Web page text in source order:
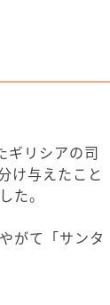
ギリシアの司
け与えたこと
た。
がて「サンタ